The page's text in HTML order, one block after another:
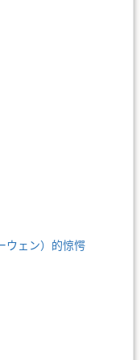
ウェン）的惊愕